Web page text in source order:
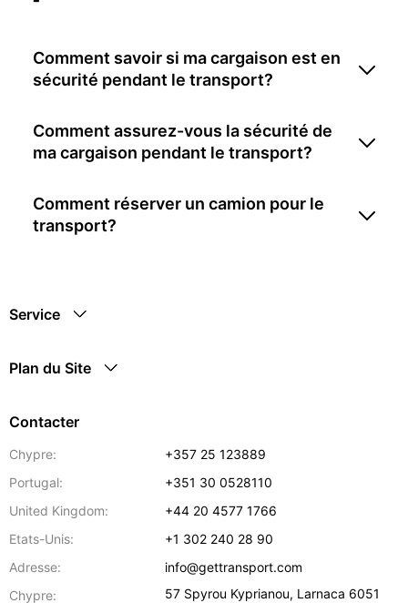
Comment savoir si ma cargaison est en
sécurité pendant le transport?
Comment assurez-vous la sécurité de
ma cargaison pendant le transport?
Comment réserver un camion pour le
transport?
Service
Plan du Site
Contacter
Chypre:
+357 25 123889
Portugal:
+351 30 0528110
United Kingdom:
+44 20 4577 1766
Etats-Unis:
+1 302 240 28 90
Adresse:
info@gettransport.com
Chypre:
57 Spyrou Kyprianou, Larnaca 6051